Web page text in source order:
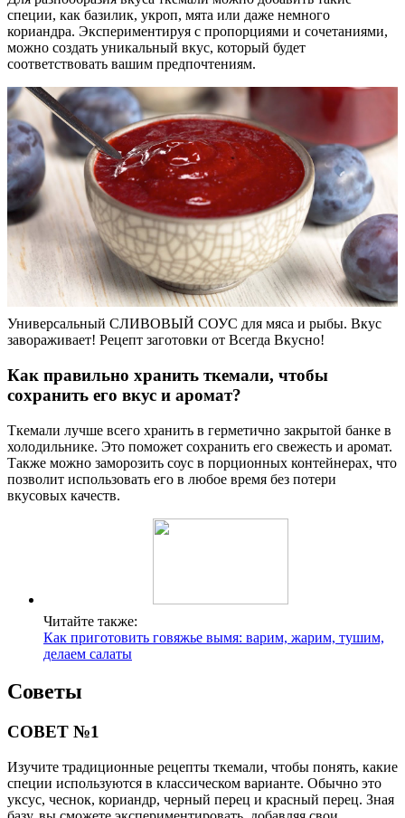
специи, как базилик, укроп, мята или даже немного
кориандра. Экспериментируя с пропорциями и сочетаниями,
можно создать уникальный вкус, который будет
соответствовать вашим предпочтениям.
Универсальный СЛИВОВЫЙ СОУС для мяса и рыбы. Вкус
завораживает! Рецепт заготовки от Всегда Вкусно!
Как правильно хранить ткемали, чтобы
сохранить его вкус и аромат?
Ткемали лучше всего хранить в герметично закрытой банке в
холодильнике. Это поможет сохранить его свежесть и аромат.
Также можно заморозить соус в порционных контейнерах, что
позволит использовать его в любое время без потери
вкусовых качеств.
Читайте также:
Как приготовить говяжье вымя: варим, жарим, тушим,
делаем салаты
Советы
СОВЕТ №1
Изучите традиционные рецепты ткемали, чтобы понять, какие
специи используются в классическом варианте. Обычно это
уксус, чеснок, кориандр, черный перец и красный перец. Зная